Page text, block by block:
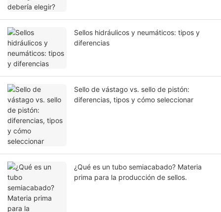
Sellos hidráulicos y neumáticos: tipos y
diferencias
Sello de vástago vs. sello de pistón:
diferencias, tipos y cómo seleccionar
¿Qué es un tubo semiacabado? Materia
prima para la producción de sellos.